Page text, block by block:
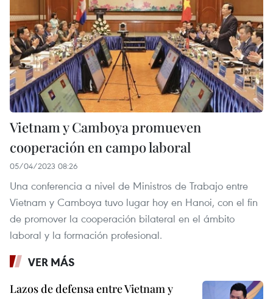
Vietnam y Camboya promueven
cooperación en campo laboral
05/04/2023 08:26
Una conferencia a nivel de Ministros de Trabajo entre
Vietnam y Camboya tuvo lugar hoy en Hanoi, con el fin
de promover la cooperación bilateral en el ámbito
laboral y la formación profesional.
VER MÁS
Lazos de defensa entre Vietnam y